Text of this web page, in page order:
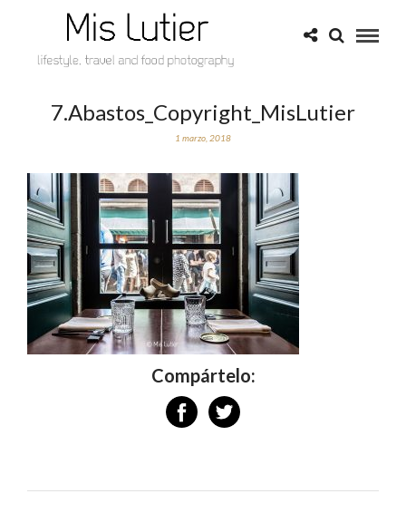
7.Abastos_Copyright_MisLutier
1 marzo, 2018
Compártelo: